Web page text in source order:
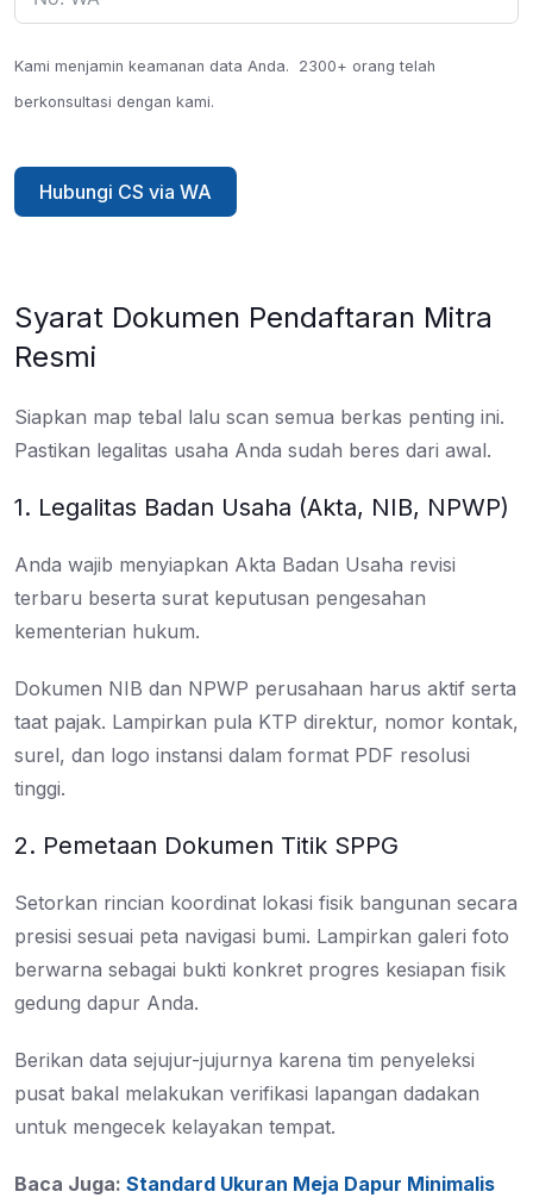
Kami menjamin keamanan data Anda. 2300+ orang telah
berkonsultasi dengan kami.
Hubungi CS via WA
Syarat Dokumen Pendaftaran Mitra
Resmi
Siapkan map tebal lalu scan semua berkas penting ini.
Pastikan legalitas usaha Anda sudah beres dari awal.
1. Legalitas Badan Usaha (Akta, NIB, NPWP)
Anda wajib menyiapkan Akta Badan Usaha revisi
terbaru beserta surat keputusan pengesahan
kementerian hukum.
Dokumen NIB dan NPWP perusahaan harus aktif serta
taat pajak. Lampirkan pula KTP direktur, nomor kontak,
surel, dan logo instansi dalam format PDF resolusi
tinggi.
2. Pemetaan Dokumen Titik SPPG
Setorkan rincian koordinat lokasi fisik bangunan secara
presisi sesuai peta navigasi bumi. Lampirkan galeri foto
berwarna sebagai bukti konkret progres kesiapan fisik
gedung dapur Anda.
Berikan data sejujur-jujurnya karena tim penyeleksi
pusat bakal melakukan verifikasi lapangan dadakan
untuk mengecek kelayakan tempat.
Baca Juga: Standard Ukuran Meja Dapur Minimalis